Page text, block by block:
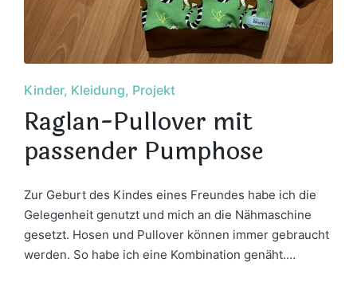
Posted
in
Kinder Kleidung Projekt
Raglan-Pullover mit
passender Pumphose
Zur Geburt des Kindes eines Freundes habe ich die
Gelegenheit genutzt und mich an die Nähmaschine
gesetzt. Hosen und Pullover können immer gebraucht
werden. So habe ich eine Kombination genäht.…